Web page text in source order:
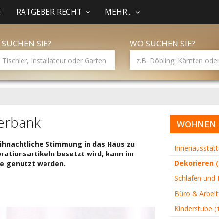
RATGEBER RECHT MEHR...
SIE? WO SUCHEN SIE?
Stimmung in das Haus zu
besetzt wird, kann im
genutzt werden.
WOHNEN
Dekorieren
Schlafen und
Büro &
Kinderstube